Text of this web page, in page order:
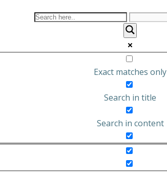
Exact matches only
Search in title
Search in content